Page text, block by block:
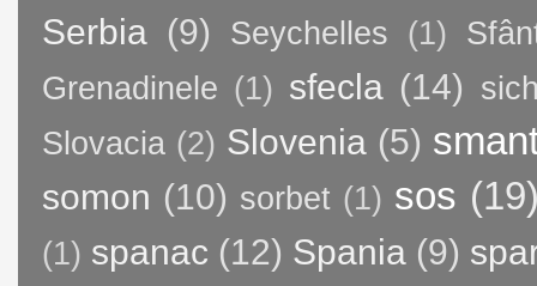
Serbia (9) Seychelles (1)
Grenadinele (1) sfecla (14)
Slovacia (2) Slovenia (5)
somon (10) sorbet (1) sos
(1) spanac (12) Spania (9)